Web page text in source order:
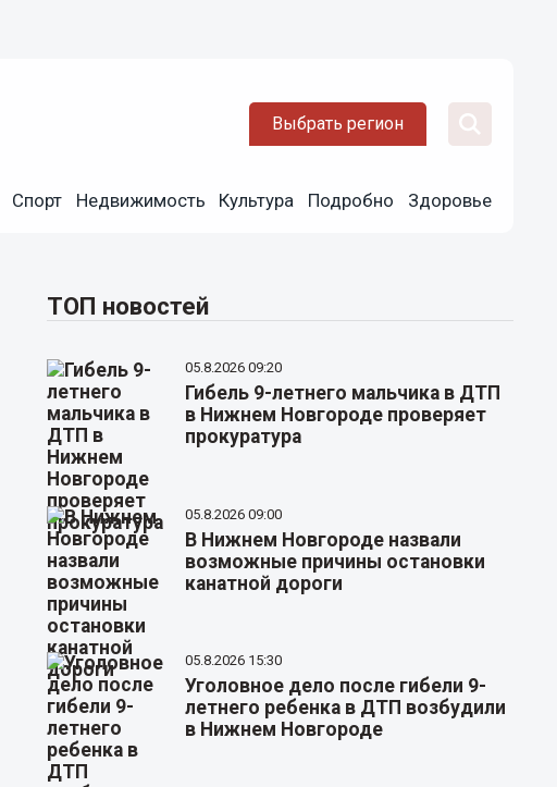
Выбрать регион
Спорт Недвижимость Культура Подробно Здоровье
ТОП новостей
05.8.2026 09:20
Гибель 9-летнего мальчика в ДТП
в Нижнем Новгороде проверяет
прокуратура
05.8.2026 09:00
В Нижнем Новгороде назвали
возможные причины остановки
канатной дороги
05.8.2026 15:30
Уголовное дело после гибели 9-
летнего ребенка в ДТП возбудили
в Нижнем Новгороде